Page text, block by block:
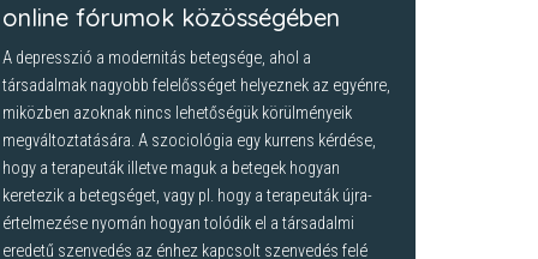
online fórumok közösségében
A depresszió a modernitás betegsége, ahol a
társadalmak nagyobb felelősséget helyeznek az egyénre,
miközben azoknak nincs lehetőségük körülményeik
megváltoztatására. A szociológia egy kurrens kérdése,
hogy a terapeuták illetve maguk a betegek hogyan
keretezik a betegséget, vagy pl. hogy a terapeuták újra-
értelmezése nyomán hogyan tolódik el a társadalmi
eredetű szenvedés az énhez kapcsolt szenvedés felé